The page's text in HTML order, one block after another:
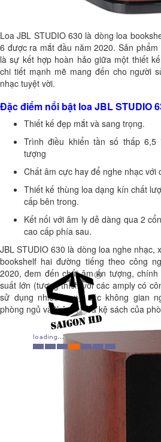
Loa JBL STUDIO 630 là dòng loa
6 được ra mắt đầu năm 2020. Sản phẩm
là sự kết hợp hoàn hảo giữa một thiết
chi tiết mạnh mẽ mang đến cho người
nhạc tuyệt vời.
Đặc điểm nổi bật loa JBL STUDIO
Thiết kế đẹp mắt và sang trọng.
Trình điều khiển tần số thấp
tượng
Chất âm cực hay để nghe nhạc với
Thiết kế thùng loa dạng kín chất
cấp bên trong.
Kết nối với âm ly dễ dàng qua 2
cao cấp phía sau.
JBL STUDIO 630 là dòng loa nghe nhạc,
bookshelf hai đường tiếng theo công
2020, đem đến chất âm ấn tượng,
suất lớn (tương thích với các amply có
sử dụng nhiều trong các không gian
phòng ngủ và thậm chí là kệ sách của